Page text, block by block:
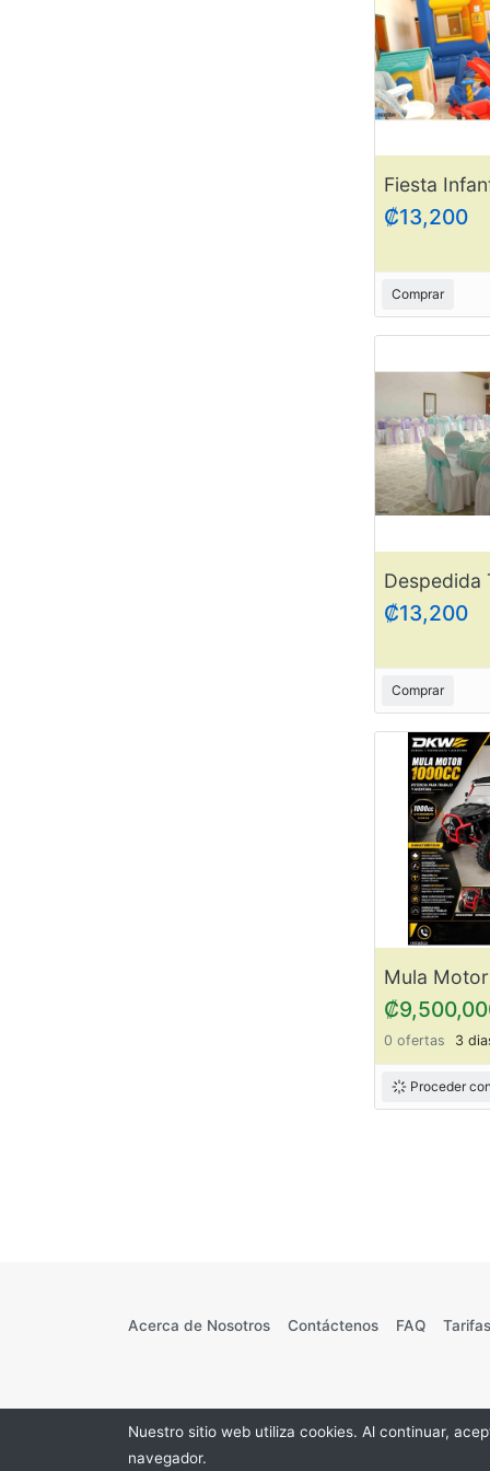
₡13,200
Comprar
₡13,200
Comprar
0 ofertas 3
Proceder
Acerca de Nosotros Contáctenos FAQ
Nuestro sitio web utiliza cookies. Al continuar,
navegador.